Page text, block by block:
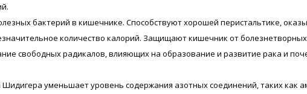
бактерий в кишечнике. Способствуют хорошей перистальтике,
количество калорий. Защищают кишечник от
свободных радикалов, влияющих на образование и развитие рака и
уменьшает уровень содержания азотных соединений, таких как